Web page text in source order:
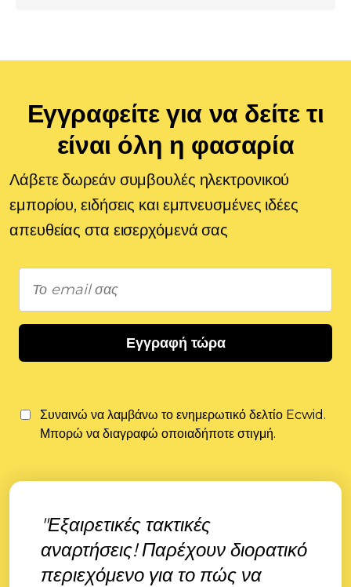
Εγγραφείτε για να δείτε τι
είναι όλη η φασαρία
Λάβετε δωρεάν συμβουλές ηλεκτρονικού
εμπορίου, ειδήσεις και εμπνευσμένες ιδέες
απευθείας στα εισερχόμενά σας
Εγγραφή τώρα
Συναινώ να λαμβάνω το ενημερωτικό δελτίο Ecwid.
Μπορώ να διαγραφώ οποιαδήποτε στιγμή.
"Εξαιρετικές τακτικές
αναρτήσεις! Παρέχουν διορατικό
περιεχόμενο για το πώς να